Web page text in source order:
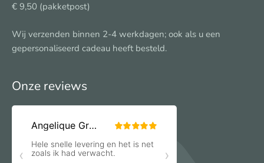
€ 9,50 (pakketpost)
Wij verzenden binnen 2-4 werkdagen; ook als u een
gepersonaliseerd cadeau heeft besteld.
Onze reviews